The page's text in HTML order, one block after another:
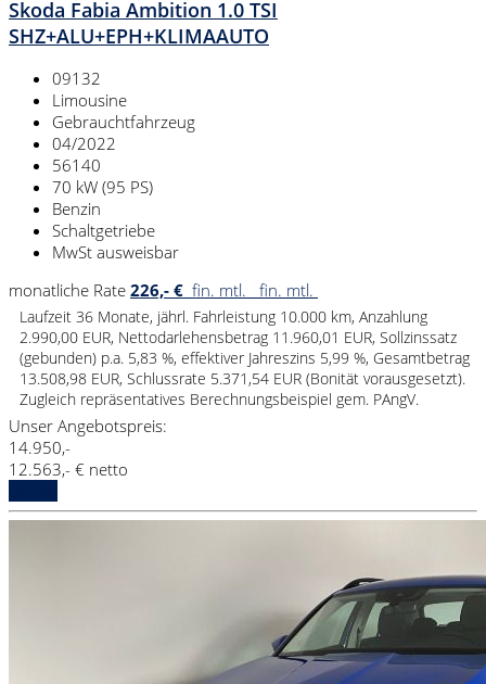
Skoda Fabia Ambition 1.0 TSI
SHZ+ALU+EPH+KLIMAAUTO
09132
Limousine
Gebrauchtfahrzeug
04/2022
56140
70 kW (95 PS)
Benzin
Schaltgetriebe
MwSt ausweisbar
monatliche Rate 226,- € fin. mtl. fin. mtl.
Laufzeit 36 Monate, jährl. Fahrleistung 10.000 km, Anzahlung
2.990,00 EUR, Nettodarlehensbetrag 11.960,01 EUR, Sollzinssatz
(gebunden) p.a. 5,83 %, effektiver Jahreszins 5,99 %, Gesamtbetrag
13.508,98 EUR, Schlussrate 5.371,54 EUR (Bonität vorausgesetzt).
Zugleich repräsentatives Berechnungsbeispiel gem. PAngV.
Unser Angebotspreis:
14.950,-
12.563,- € netto